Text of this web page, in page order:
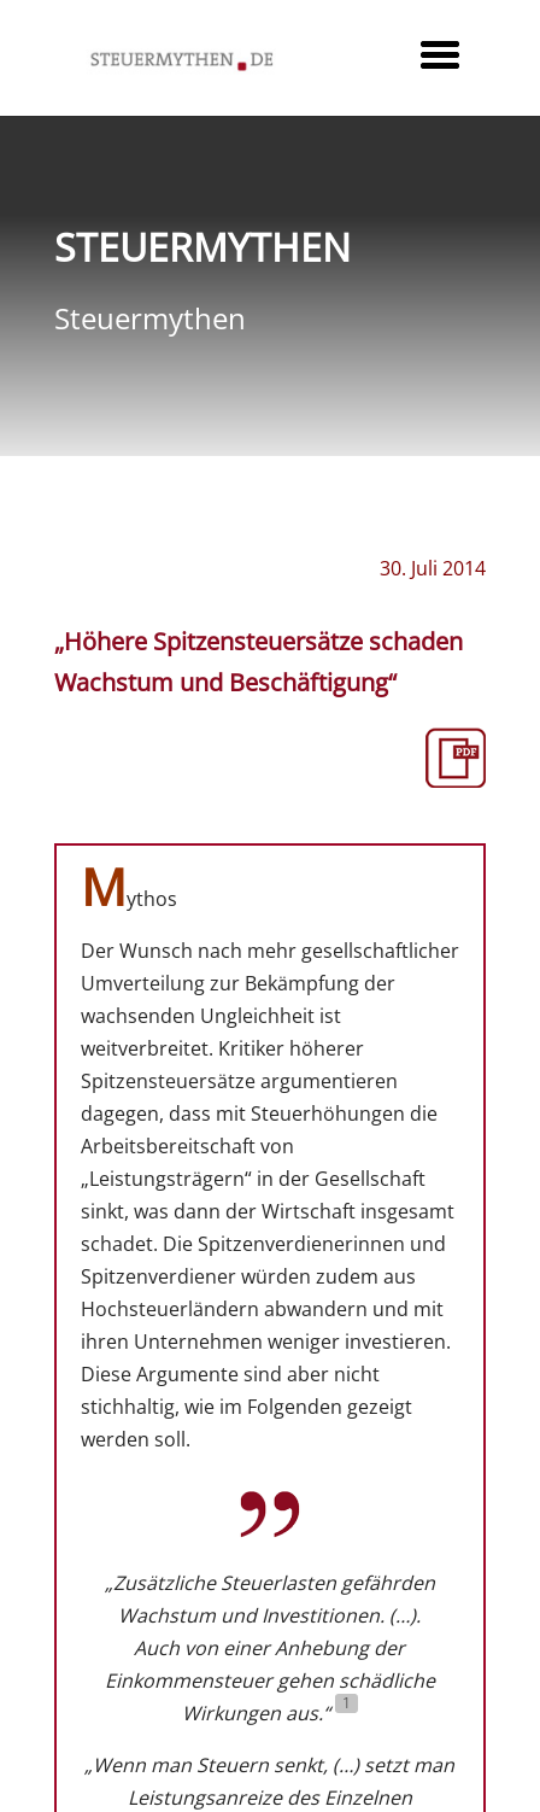
STEUERMYTHEN
Steuermythen
30. Juli 2014
„Höhere Spitzensteuersätze schaden
Wachstum und Beschäftigung“
Mythos
Der Wunsch nach mehr gesellschaftlicher
Umverteilung zur Bekämpfung der
wachsenden Ungleichheit ist
weitverbreitet. Kritiker höherer
Spitzensteuersätze argumentieren
dagegen, dass mit Steuerhöhungen die
Arbeitsbereitschaft von
„Leistungsträgern“ in der Gesellschaft
sinkt, was dann der Wirtschaft insgesamt
schadet. Die Spitzenverdienerinnen und
Spitzenverdiener würden zudem aus
Hochsteuerländern abwandern und mit
ihren Unternehmen weniger investieren.
Diese Argumente sind aber nicht
stichhaltig, wie im Folgenden gezeigt
werden soll.
„Zusätzliche Steuerlasten gefährden
Wachstum und Investitionen. (…).
Auch von einer Anhebung der
Einkommensteuer gehen schädliche
Wirkungen aus.“
1
„Wenn man Steuern senkt, (…) setzt man
Leistungsanreize des Einzelnen